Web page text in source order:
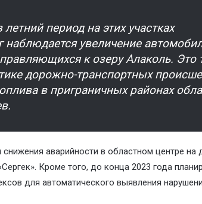
период на этих участках
наблюдается увеличение
к озеру Алаколь. Это
дорожно-транспортных
в приграничных районах
снижения аварийности в областном центре
Кроме того, до конца 2023 года
для автоматического выявления